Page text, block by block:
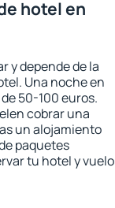
hotel en
y depende de la
Una noche en
50-100 euros.
cobrar una
un alojamiento
paquetes
tu hotel y vuelo